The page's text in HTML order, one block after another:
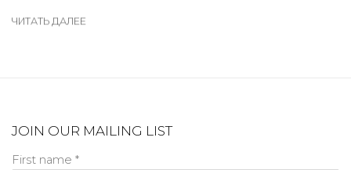
ЧИТАТЬ ДАЛЕЕ
JOIN OUR MAILING LIST
First name *